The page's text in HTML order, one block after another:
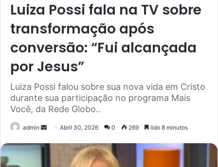
Luiza Possi fala na TV sobre
transformação após
conversão: “Fui alcançada
por Jesus”
Luiza Possi falou sobre sua nova vida em Cristo
durante sua participação no programa Mais
Você, da Rede Globo..
admin
SendAbril 30, 2026 0 269 lido 8 minutos